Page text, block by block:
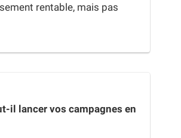
rentable, mais pas
il lancer vos campagnes en